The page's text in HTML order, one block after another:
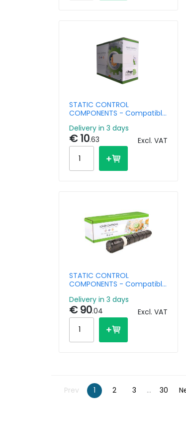
STATIC CONTROL
COMPONENTS - Compatible
CB541A/CE321A/CF211A/Canon
1979B002 Cyan
Delivery in 3 days
€ 10.63 Excl. VAT
STATIC CONTROL
COMPONENTS - Compatible
imageRUNNER Advcance
C250 C255 C256i II C350
C351 C355 Yellow
Delivery in 3 days
€ 90.04 Excl. VAT
Prev 1 2 3 ... 30